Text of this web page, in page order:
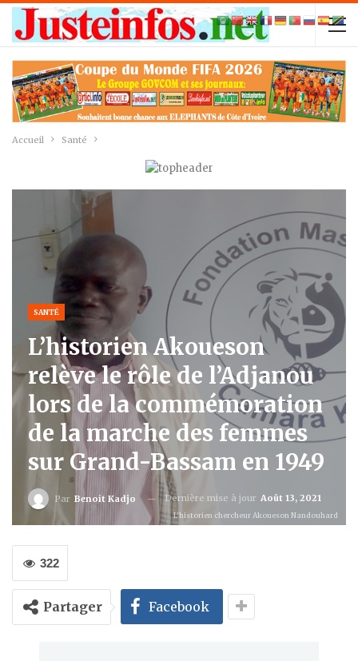
Accueil Santé
SANTÉ
L’historien Akoueson
relève le rôle de l’Adjanou
lors de la commémoration
de la marche des femmes
sur Grand-Bassam en 1949
Par Benoit Kadjo Dernière mise à jour Août 13, 2021
L'historien chercheur Akoueson Nandouhard
322
Partager Facebook